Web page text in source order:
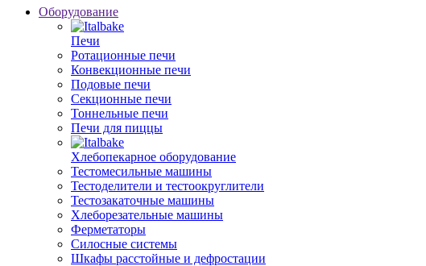
Оборудование
Печи
Ротационные печи
Конвекционные печи
Подовые печи
Секционные печи
Тоннельные печи
Печи для пиццы
Хлебопекарное оборудование
Тестомесильные машины
Тестоделители и тестоокруглители
Тестозакаточные машины
Хлеборезательные машины
Ферметаторы
Силосные системы
Шкафы расстойные и дефростации